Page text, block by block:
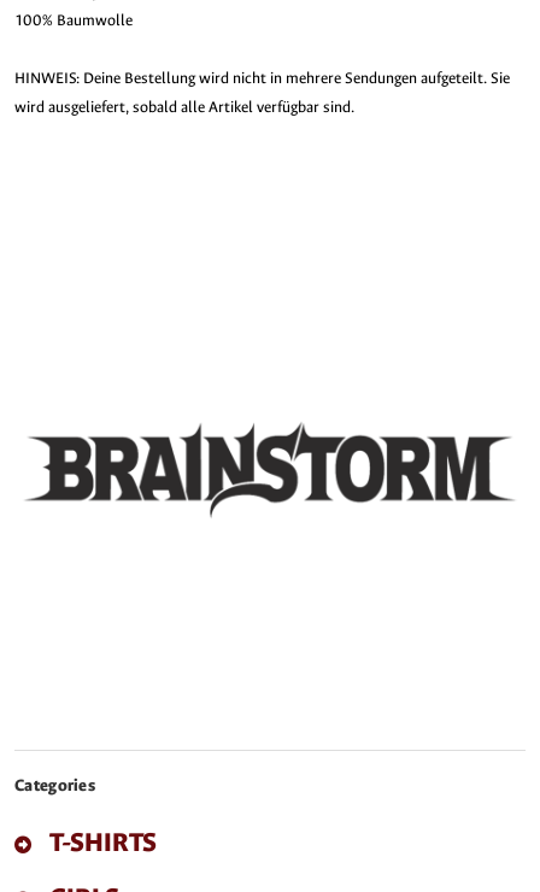
100% Baumwolle
HINWEIS: Deine Bestellung wird nicht in mehrere Sendungen aufgeteilt. Sie
wird ausgeliefert, sobald alle Artikel verfügbar sind.
Categories
T-SHIRTS